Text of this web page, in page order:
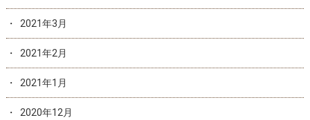
2021年3月
2021年2月
2021年1月
2020年12月